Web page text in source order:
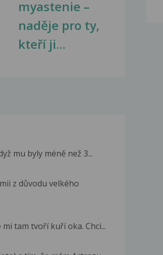
myastenie –
naděje pro ty,
kteří ji...
mu byly méně než 3...
z důvodu velkého
tam tvoří kuří oka. Chci...